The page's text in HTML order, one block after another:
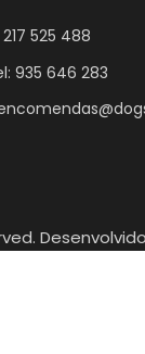
525 488
935 646 283